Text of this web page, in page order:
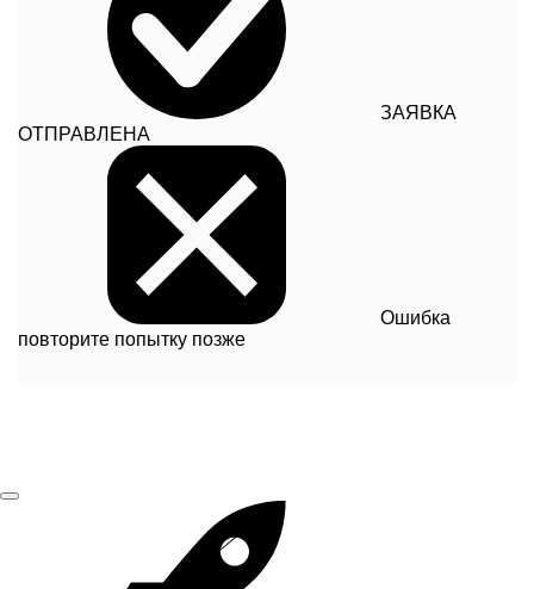
ЗАЯВКА
ОТПРАВЛЕНА
Ошибка
повторите попытку позже